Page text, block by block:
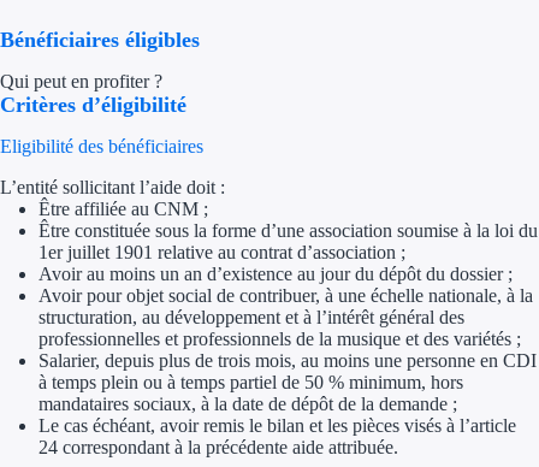
Quelles aides pour
Ouvrage
Territoires
Régions de A à H
Aides Région
Bénéficiaires éligibles
Qui peut en profiter ?
Critères d’éligibilité
Eligibilité des bénéficiaires
L’entité sollicitant l’aide doit :
Être affiliée au CNM ;
Être constituée sous la forme d’une association soumise à la loi du
1er juillet 1901 relative au contrat d’association ;
Avoir au moins un an d’existence au jour du dépôt du dossier ;
Avoir pour objet social de contribuer, à une échelle nationale, à la
structuration, au développement et à l’intérêt général des
professionnelles et professionnels de la musique et des variétés ;
Salarier, depuis plus de trois mois, au moins une personne en CDI
à temps plein ou à temps partiel de 50 % minimum, hors
mandataires sociaux, à la date de dépôt de la demande ;
Le cas échéant, avoir remis le bilan et les pièces visés à l’article
24 correspondant à la précédente aide attribuée.